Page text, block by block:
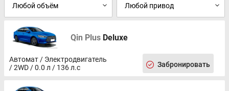
Мультимедиа система с ЖК-экраном
Диски 17
Иммобилайзер
Сигнализация
Центральный замок
Датчик давления в шинах
Подушки безопасности боковые
Qin Plus Deluxe
Автомат / Электродвигатель
/ 2WD / 0.0 л / 136 л.с
Забронировать